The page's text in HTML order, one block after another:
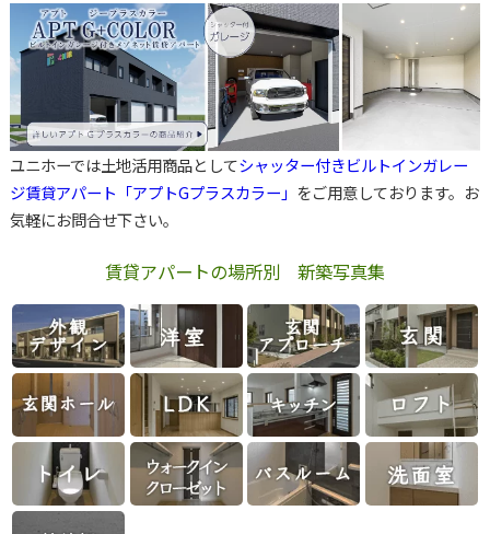
ユニホーでは土地活用商品としてシャッター付きビルトインガレー
ジ賃貸アパート「アプトGプラスカラー」 をご用意しております。お
気軽にお問合せ下さい。
賃貸アパートの場所別 新築写真集